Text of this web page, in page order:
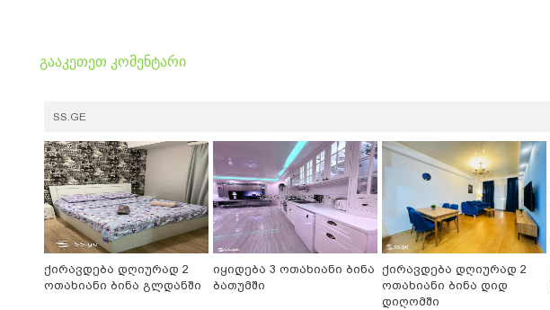
გააკეთეთ კომენტარი
SS.GE
ქირავდება დღიურად 2
ოთახიანი ბინა გლდანში
იყიდება 3 ოთახიანი ბინა
ბათუმში
ქირავდება დღიურად 2
ოთახიანი ბინა დიდ
დიღომში